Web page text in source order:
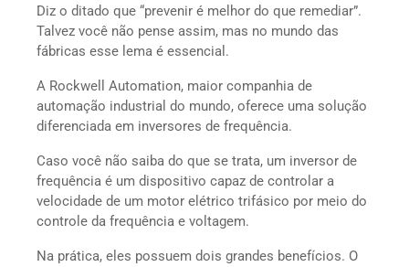
Diz o ditado que “prevenir é melhor do que remediar”.
Talvez você não pense assim, mas no mundo das
fábricas esse lema é essencial.
A Rockwell Automation, maior companhia de
automação industrial do mundo, oferece uma solução
diferenciada em inversores de frequência.
Caso você não saiba do que se trata, um inversor de
frequência é um dispositivo capaz de controlar a
velocidade de um motor elétrico trifásico por meio do
controle da frequência e voltagem.
Na prática, eles possuem dois grandes benefícios. O